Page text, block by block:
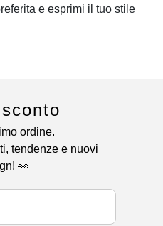
e esprimi il tuo stile
ordine.
tendenze e nuovi
👀